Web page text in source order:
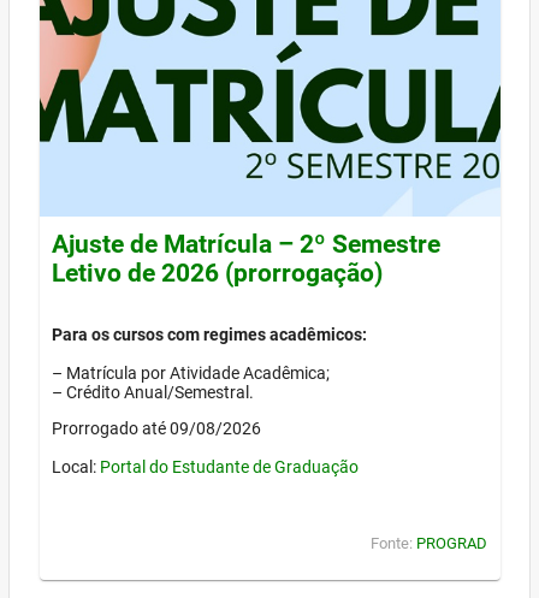
Ajuste de Matrícula – 2º Semestre
Letivo de 2026 (prorrogação)
Para os cursos com regimes acadêmicos:
– Matrícula por Atividade Acadêmica;
– Crédito Anual/Semestral.
Prorrogado até 09/08/2026
Local: Portal do Estudante de Graduação
Fonte: PROGRAD